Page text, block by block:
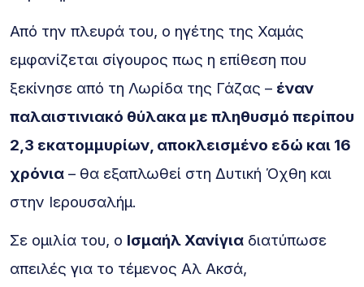
Από την πλευρά του, ο ηγέτης της Χαμάς
εμφανίζεται σίγουρος πως η επίθεση που
ξεκίνησε από τη Λωρίδα της Γάζας – έναν
παλαιστινιακό θύλακα με πληθυσμό περίπου
2,3 εκατομμυρίων, αποκλεισμένο εδώ και 16
χρόνια – θα εξαπλωθεί στη Δυτική Όχθη και
στην Ιερουσαλήμ.
Σε ομιλία του, ο Ισμαήλ Χανίγια διατύπωσε
απειλές για το τέμενος Αλ Ακσά,